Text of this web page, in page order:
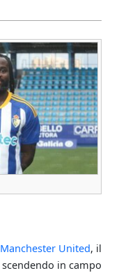
Manchester United, il
scendendo in campo